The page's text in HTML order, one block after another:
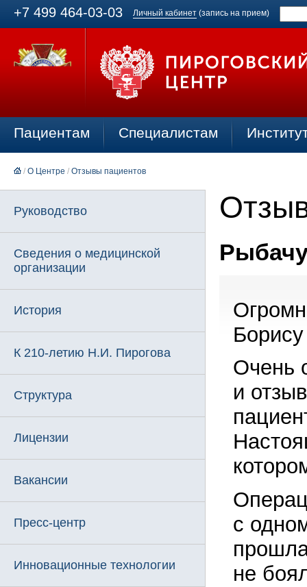
+7 499 464-03-03 Личный кабинет (запись на прием)
Пациентам Специалистам
/ О Центре / Отзывы пациентов
Руководство
Сведения о медицинской
организации
История
К 210-летию Н.И. Пирогова
Структура
Лицензии
Вакансии
Пресс-центр
Инновационные технологии
Очень
и
с
не